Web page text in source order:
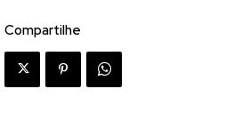
Compartilhe